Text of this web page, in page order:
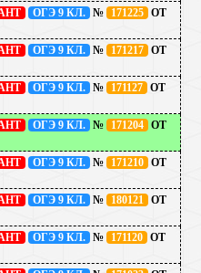
ОГЭ 9 КЛ. № 171225
ОТ
ОГЭ 9 КЛ. № 171217
ОТ
ОГЭ 9 КЛ. № 171127
ОТ
ОГЭ 9 КЛ. № 171204
ОТ
ОГЭ 9 КЛ. № 171210
ОТ
ОГЭ 9 КЛ. № 180121
ОТ
ОГЭ 9 КЛ. № 171120
ОТ